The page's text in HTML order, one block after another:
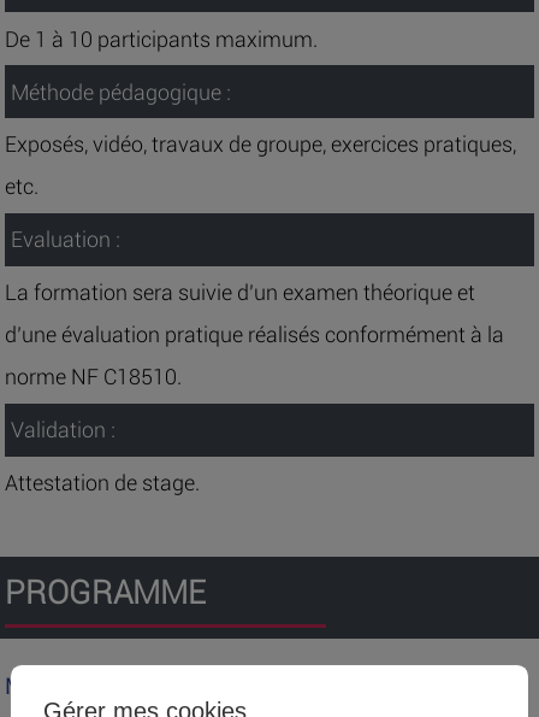
De 1 à 10 participants maximum.
Méthode pédagogique :
Exposés, vidéo, travaux de groupe, exercices pratiques,
etc.
Evaluation :
La formation sera suivie d’un examen théorique et
d’une évaluation pratique réalisés conformément à la
norme NF C18510.
Validation :
Attestation de stage.
PROGRAMME
MODULE TRONC COMMUN N° 1
Gérer mes cookies